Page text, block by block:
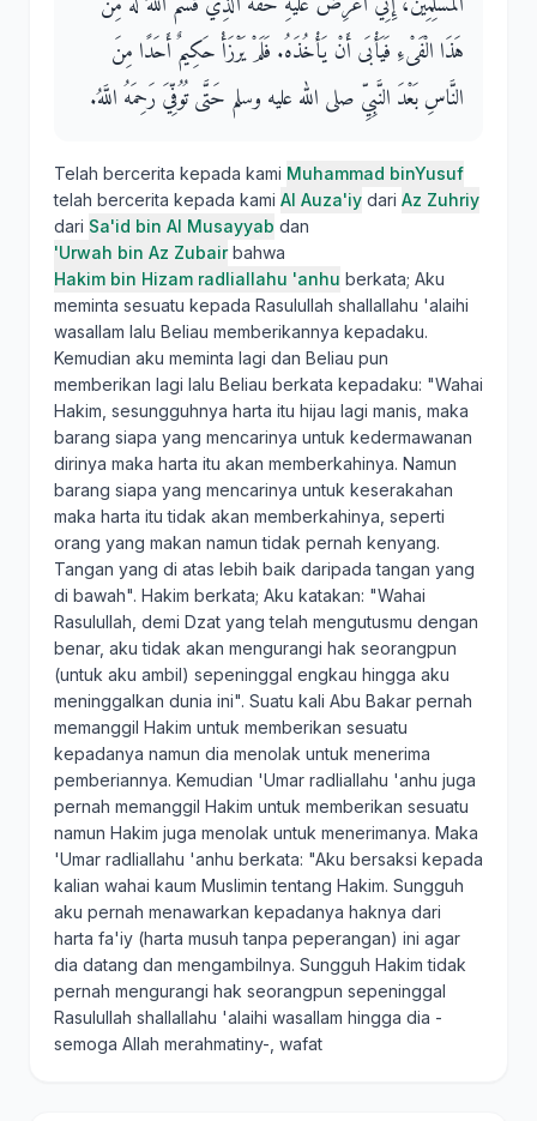
هَذَا الْفَىْءِ فَيَأْبَى أَنْ يَأْخُذَهُ‏.‏ فَلَمْ يَرْزَأْ حَكِيمٌ أَحَدًا مِنَ
النَّاسِ بَعْدَ النَّبِيِّ صلى الله عليه وسلم حَتَّى تُوُفِّيَ رَحِمَهُ اللَّهُ‏.‏
Telah bercerita kepada kami Muhammad binYusuf
telah bercerita kepada kami Al Auza'iy dari Az Zuhriy
dari Sa'id bin Al Musayyab dan
'Urwah bin Az Zubairbahwa
Hakim bin Hizam radliallahu 'anhu berkata; Aku
meminta sesuatu kepada Rasulullah shallallahu 'alaihi
wasallam lalu Beliau memberikannya kepadaku.
Kemudian aku meminta lagi dan Beliau pun
memberikan lagi lalu Beliau berkata kepadaku: "Wahai
Hakim, sesungguhnya harta itu hijau lagi manis, maka
barang siapa yang mencarinya untuk kedermawanan
dirinya maka harta itu akan memberkahinya. Namun
barang siapa yang mencarinya untuk keserakahan
maka harta itu tidak akan memberkahinya, seperti
orang yang makan namun tidak pernah kenyang.
Tangan yang di atas lebih baik daripada tangan yang
di bawah". Hakim berkata; Aku katakan: "Wahai
Rasulullah, demi Dzat yang telah mengutusmu dengan
benar, aku tidak akan mengurangi hak seorangpun
(untuk aku ambil) sepeninggal engkau hingga aku
meninggalkan dunia ini". Suatu kali Abu Bakar pernah
memanggil Hakim untuk memberikan sesuatu
kepadanya namun dia menolak untuk menerima
pemberiannya. Kemudian 'Umar radliallahu 'anhu juga
pernah memanggil Hakim untuk memberikan sesuatu
namun Hakim juga menolak untuk menerimanya. Maka
'Umar radliallahu 'anhu berkata: "Aku bersaksi kepada
kalian wahai kaum Muslimin tentang Hakim. Sungguh
aku pernah menawarkan kepadanya haknya dari
harta fa'iy (harta musuh tanpa peperangan) ini agar
dia datang dan mengambilnya. Sungguh Hakim tidak
pernah mengurangi hak seorangpun sepeninggal
Rasulullah shallallahu 'alaihi wasallam hingga dia -
semoga Allah merahmatiny-, wafat